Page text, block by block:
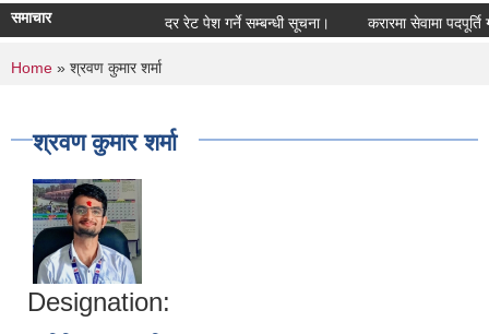
समाचार दर रेट पेश गर्ने सम्बन्धी सूचना। करारमा सेवामा पदपूर्ति गर्ने
You are here
Home » श्रवण कुमार शर्मा
श्रवण कुमार शर्मा
Designation: